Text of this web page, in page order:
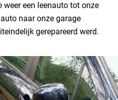
weer een leenauto tot onze
naar onze garage
gerepareerd werd.